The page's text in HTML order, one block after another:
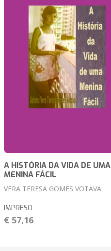
A HISTÓRIA DA VIDA DE UMA
MENINA FÁCIL
VERA TERESA GOMES VOTAVA
IMPRESO
€ 57,16